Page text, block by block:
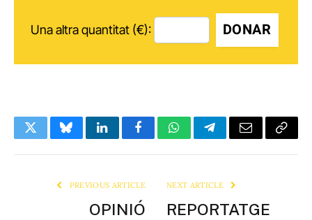
Una altra quantitat (€): DONAR
TwitterBlueskyLinkedInFacebookWhatsAppTelegramEmail Copy
PREVIOUS ARTICLE
OPINIÓ
NEXT ARTICLE
REPORTATGE